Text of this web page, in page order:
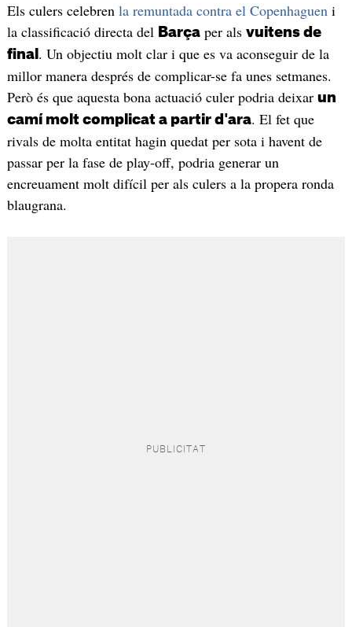
Els culers celebren la remuntada contra el Copenhagueni
la classificació directa del Barçaper als vuitens de
final . Un objectiu molt clar i que es va aconseguir de la
millor manera després de complicar-se fa unes setmanes.
Però és que aquesta bona actuació culer podria deixar un
camí molt complicat a partir d'ara. El fet que
rivals de molta entitat hagin quedat per sota i havent de
passar per la fase de play-off, podria generar un
encreuament molt difícil per als culers a la propera ronda
blaugrana.